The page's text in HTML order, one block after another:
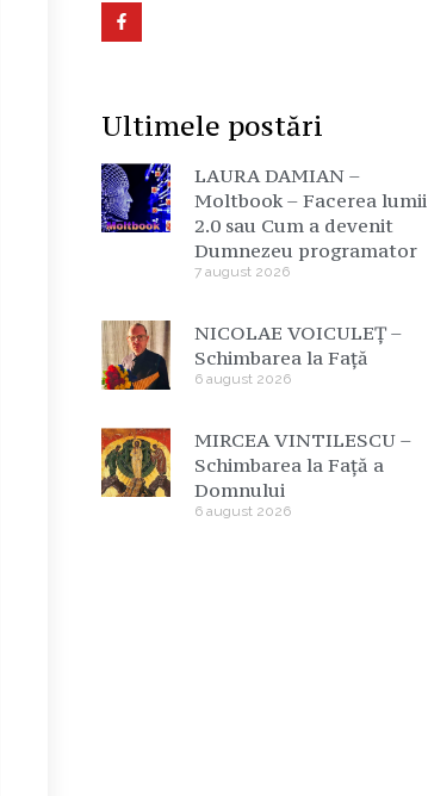
Ultimele postări
LAURA DAMIAN –
Moltbook – Facerea lumii
2.0 sau Cum a devenit
Dumnezeu programator
7 august 2026
NICOLAE VOICULEȚ –
Schimbarea la Față
6 august 2026
MIRCEA VINTILESCU –
Schimbarea la Față a
Domnului
6 august 2026